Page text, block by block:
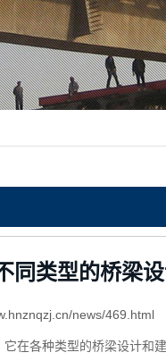
同类型的桥梁
news/469.html
在各种类型的桥梁设计和